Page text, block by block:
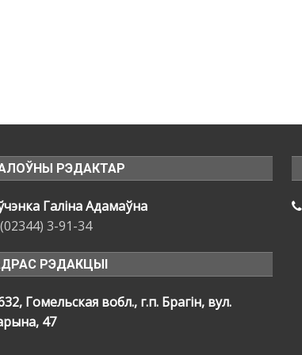
РЭДАКТАР
Галіна Адамаўна
3-91-34
РЭДАКЦЫІ
Гомельская вобл., г.п. Брагін, вул.
47